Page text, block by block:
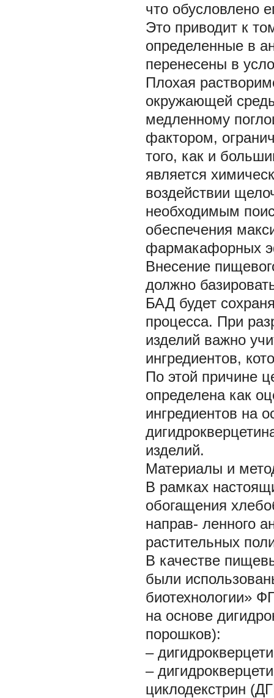
что обусловлено
Это приводит к
определенные в
перенесены в
Плохая
окружающей
медленному
фактором,
того, как и
является
воздействии
необходимым
обеспечения
фармакафорных
Внесение
должно
БАД будет
процесса. При
изделий важно
ингредиентов,
По этой причине
определена как
ингредиентов на
изделий.
Материалы и
В рамках
обогащения
направ- ленного
растительных
В качестве
были
биотехнологии»
на основе
порошков):
–
–
циклодекстрин